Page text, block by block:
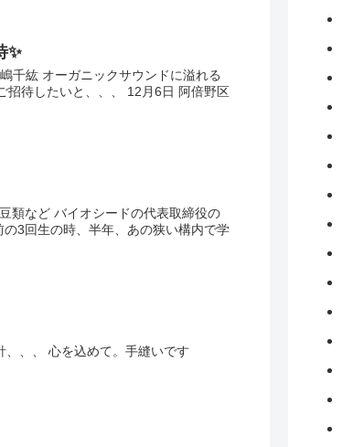
✨
千紘 オーガニックサウンドに溢れる
招待したいと、、、 12月6日 阿倍野区
類など バイオシードの代表取締役の
3回生の時、半年、あの狭い構内で学
、、 心を込めて。手縫いです